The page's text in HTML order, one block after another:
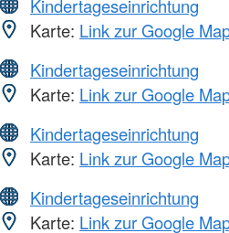
Kindertageseinrichtung
Karte: Link zur Google
Kindertageseinrichtung
Karte: Link zur Google
Kindertageseinrichtung
Karte: Link zur Google
Kindertageseinrichtung
Karte: Link zur Google